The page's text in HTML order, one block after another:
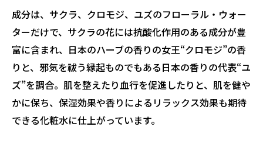
成分は、サクラ、クロモジ、ユズのフローラル・ウォー
ターだけで、サクラの花には抗酸化作用のある成分が豊
富に含まれ、日本のハーブの香りの女王“クロモジ”の香
りと、邪気を祓う縁起ものでもある日本の香りの代表“ユ
ズ”を調合。肌を整えたり血行を促進したりと、肌を健や
かに保ち、保湿効果や香りによるリラックス効果も期待
できる化粧水に仕上がっています。